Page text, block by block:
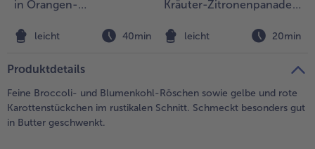
in Orangen-
leicht 40min
Kräuter-Zitronenpanade
Erdbeer-Salat
leicht 20min
Produktdetails
Feine Broccoli- und Blumenkohl-Röschen sowie gelbe und rote
Karottenstückchen im rustikalen Schnitt. Schmeckt besonders gut
in Butter geschwenkt.